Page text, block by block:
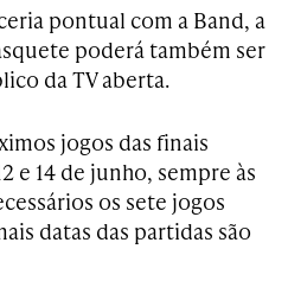
pontual com a Band, a
poderá também ser
da TV aberta.
jogos das finais
e 14 de junho, sempre às
os sete jogos
datas das partidas são